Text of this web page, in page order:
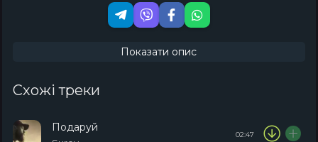
Показати опис
Схожі треки
Подаруй
02:47